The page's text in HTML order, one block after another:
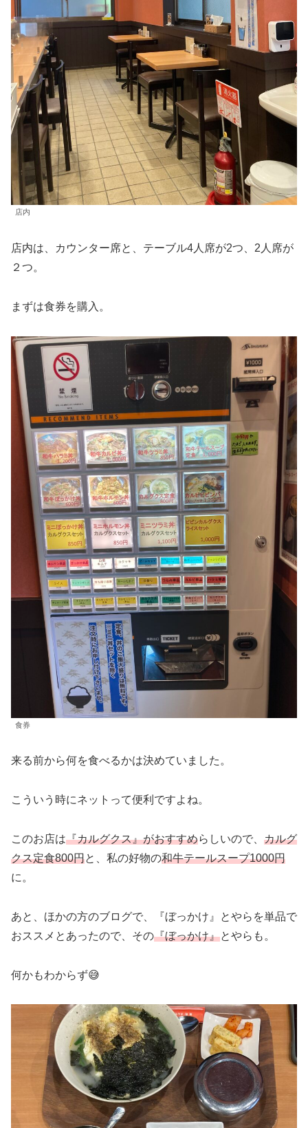
店内
店内は、カウンター席と、テーブル4人席が2つ、2人席が
２つ。
まずは食券を購入。
食券
来る前から何を食べるかは決めていました。
こういう時にネットって便利ですよね。
このお店は『カルグクス』がおすすめらしいので、 カルグ
クス定食800円と、私の好物の和牛テールスープ1000円
に。
あと、ほかの方のブログで、『ぼっかけ』とやらを単品で
おススメとあったので、その『ぼっかけ』とやらも。
何かもわからず😅